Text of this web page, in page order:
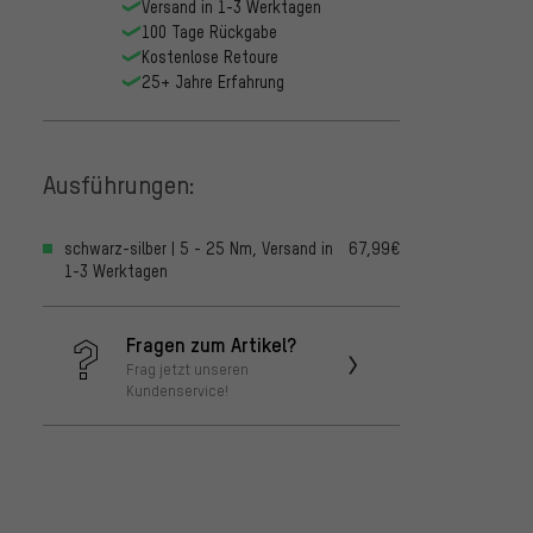
Versand in 1-3 Werktagen
100 Tage Rückgabe
Kostenlose Retoure
25+ Jahre Erfahrung
Ausführungen:
schwarz-silber | 5 - 25 Nm, Versand in
1-3 Werktagen
67,99€
Fragen zum Artikel?
Frag jetzt unseren
Kundenservice!